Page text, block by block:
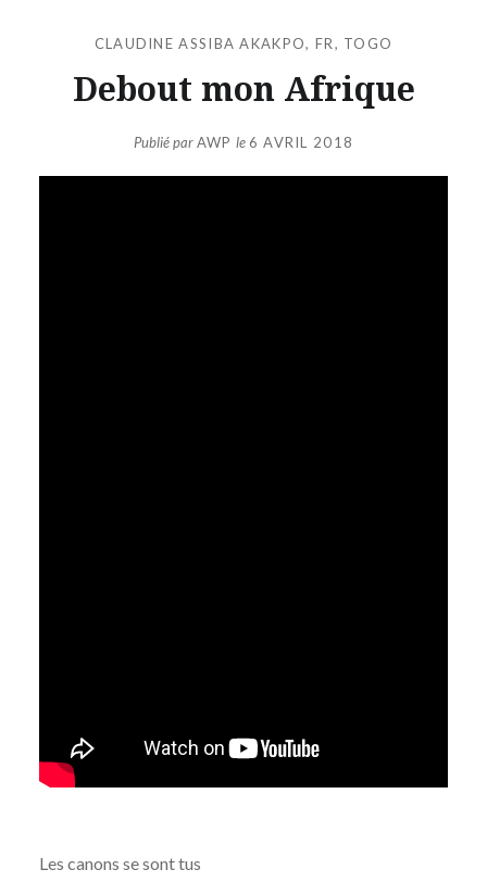
CLAUDINE ASSIBA AKAKPO, FR, TOGO
Debout mon Afrique
Publié parAWP le 6 AVRIL 2018
Les canons se sont tus